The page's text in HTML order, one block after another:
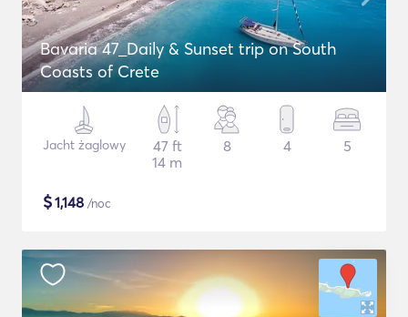
Bavaria 47_Daily & Sunset trip on South
Coasts of Crete
Jacht żaglowy
47 ft
14 m
8 4 5
$1,148 /noc